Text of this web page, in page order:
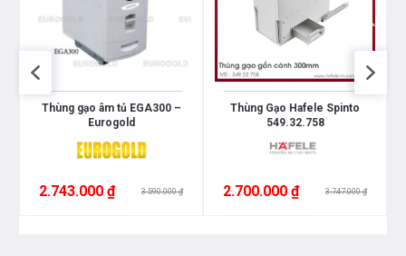
Thùng gạo âm tủ EGA300 –
Eurogold
2.743.000 ₫ 3.590.000 ₫
Thùng Gạo Hafele Spinto
549.32.758
2.700.000 ₫ 3.747.000 ₫